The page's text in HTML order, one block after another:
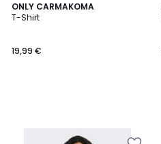
ONLY CARMAKOMA
T-Shirt
19,99 €